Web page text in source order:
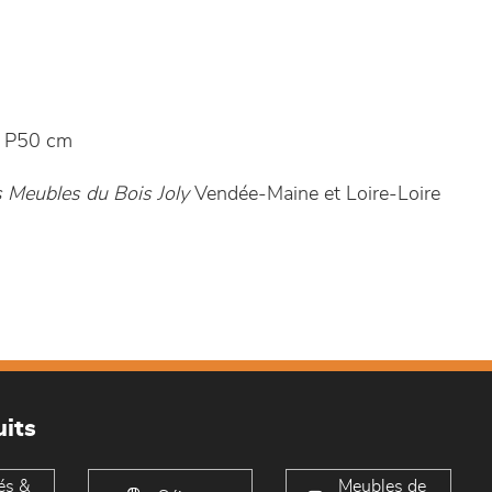
cm
Meubles du Bois JolyVendée-Maine et Loire-Loire
& Meubles de